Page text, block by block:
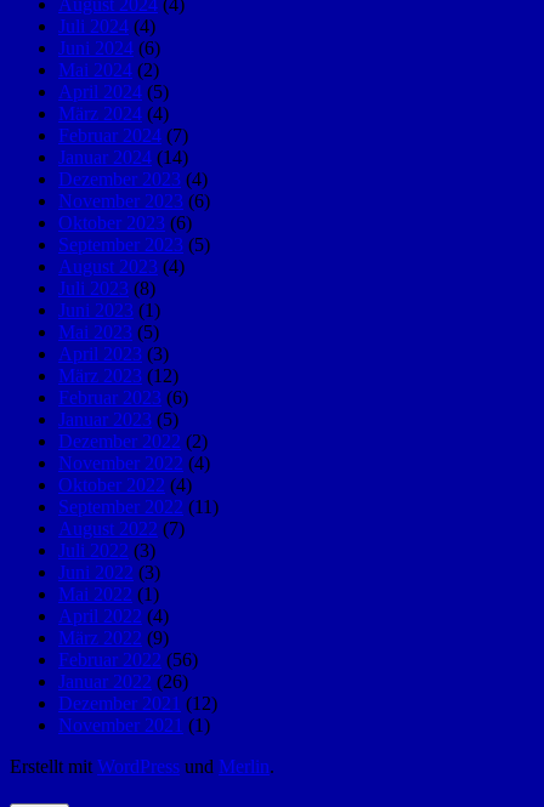
August 2024 (4)
Juli 2024 (4)
Juni 2024 (6)
Mai 2024 (2)
April 2024 (5)
März 2024 (4)
Februar 2024 (7)
Januar 2024 (14)
Dezember 2023 (4)
November 2023 (6)
Oktober 2023 (6)
September 2023 (5)
August 2023 (4)
Juli 2023 (8)
Juni 2023 (1)
Mai 2023 (5)
April 2023 (3)
März 2023 (12)
Februar 2023 (6)
Januar 2023 (5)
Dezember 2022 (2)
November 2022 (4)
Oktober 2022 (4)
September 2022 (11)
August 2022 (7)
Juli 2022 (3)
Juni 2022 (3)
Mai 2022 (1)
April 2022 (4)
März 2022 (9)
Februar 2022 (56)
Januar 2022 (26)
Dezember 2021 (12)
November 2021 (1)
Erstellt mit WordPress und Merlin.